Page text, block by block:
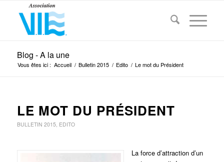
Blog - A la une
Vous êtes ici : Accueil / Bulletin 2015 / Edito / Le mot du Président
LE MOT DU PRÉSIDENT
BULLETIN 2015, EDITO
La force d’attraction d’un